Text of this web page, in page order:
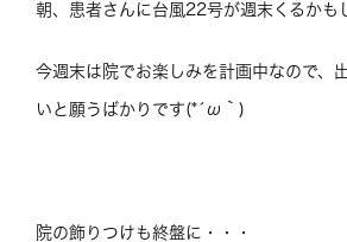
朝、患者さんに台風22号が週末くるかも
今週末は院でお楽しみを計画中なので、
いと願うばかりです(*´ω｀)
院の飾りつけも終盤に・・・